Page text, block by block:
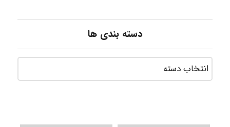
دسته بندی ها